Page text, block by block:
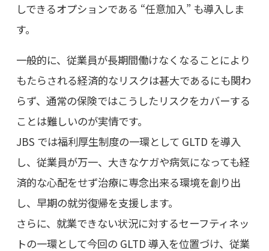
しできるオプションである “任意加入” も導入しま
す。
一般的に、従業員が長期間働けなくなることにより
もたらされる経済的なリスクは甚大であるにも関わ
らず、通常の保険ではこうしたリスクをカバーする
ことは難しいのが実情です。
JBS では福利厚生制度の一環として GLTD を導入
し、従業員が万一、大きなケガや病気になっても経
済的な心配をせず治療に専念出来る環境を創り出
し、早期の就労復帰を支援します。
さらに、就業できない状況に対するセーフティネッ
トの一環として今回の GLTD 導入を位置づけ、従業